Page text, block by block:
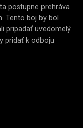
postupne prehráva
Tento boj by bol
pripadať uvedomelý
pridať k odboju